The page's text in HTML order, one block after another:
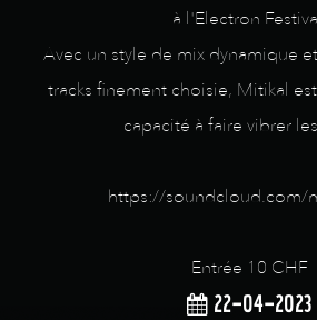
à l'Electron
Avec un style de mix dynamique
tracks finement choisie, Mitikal
capacité à faire vibrer
https://soundcloud.com/
Entrée 10 CHF
22-04-2023